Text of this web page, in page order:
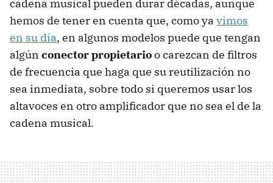
cadena musical pueden durar décadas, aunque
hemos de tener en cuenta que, como ya vimos
en su día, en algunos modelos puede que tengan
algún conector propietarioo carezcan de filtros
de frecuencia que haga que su reutilización no
sea inmediata, sobre todo si queremos usar los
altavoces en otro amplificador que no sea el de la
cadena musical.